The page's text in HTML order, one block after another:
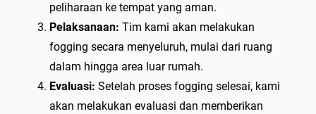
peliharaan ke tempat yang aman.
Pelaksanaan: Tim kami akan melakukan
fogging secara menyeluruh, mulai dari ruang
dalam hingga area luar rumah.
Evaluasi: Setelah proses fogging selesai, kami
akan melakukan evaluasi dan memberikan